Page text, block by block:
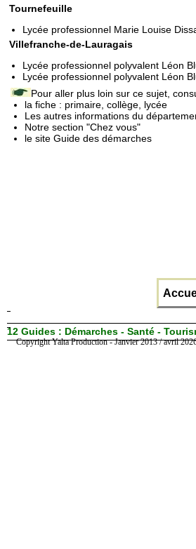
Tournefeuille
Lycée professionnel Marie Louise
Villefranche-de-Lauragais
Lycée professionnel polyvalent Léon
Lycée professionnel polyvalent Léon
Pour aller plus loin sur ce sujet,
la fiche : primaire, collège, lycée
Les autres informations du
Notre section "Chez vous"
le site Guide des démarches
12 Guides : Démarches - Santé -
Copyright Yalta Production - Janvier 2013 / avril